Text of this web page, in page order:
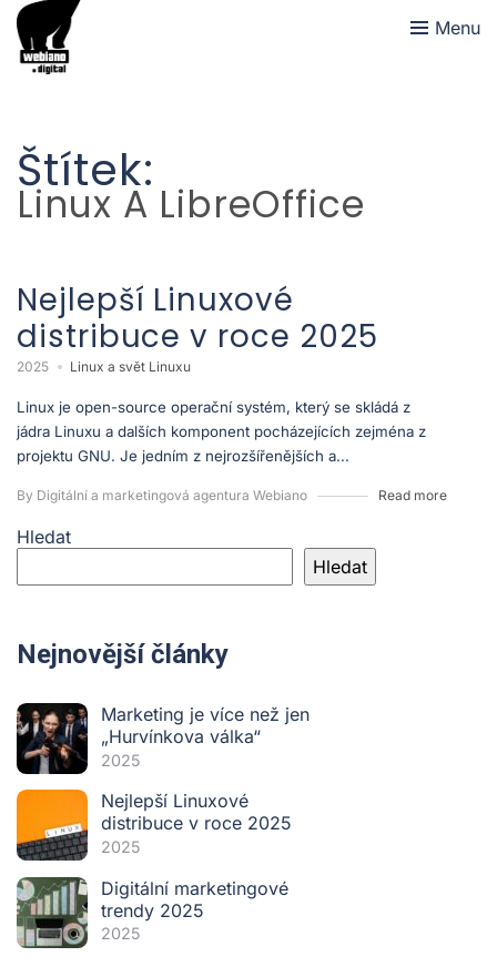
Menu
Štítek:
Linux A LibreOffice
Nejlepší Linuxové
distribuce v roce 2025
2025 Linux a svět Linuxu
Linux je open-source operační systém, který se skládá z
jádra Linuxu a dalších komponent pocházejících zejména z
projektu GNU. Je jedním z nejrozšířenějších a...
By Digitální a marketingová agentura Webiano Read more
Hledat
Hledat
Nejnovější články
Marketing je více než jen
„Hurvínkova válka“
2025
Nejlepší Linuxové
distribuce v roce 2025
2025
Digitální marketingové
trendy 2025
2025